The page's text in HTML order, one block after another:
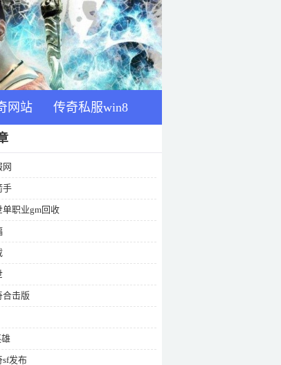
网站 传奇私服win8
网
手
单职业gm回收
合击版
雄
sf发布